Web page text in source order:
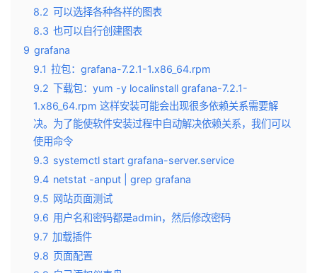
8.2 可以选择各种各样的图表
8.3 也可以自行创建图表
9 grafana
9.1 拉包：grafana-7.2.1-1.x86_64.rpm
9.2 下载包：yum -y localinstall grafana-7.2.1-
1.x86_64.rpm 这样安装可能会出现很多依赖关系需要解
决。为了能使软件安装过程中自动解决依赖关系，我们可以
使用命令
9.3 systemctl start grafana-server.service
9.4 netstat -anput | grep grafana
9.5 网站页面测试
9.6 用户名和密码都是admin，然后修改密码
9.7 加载插件
9.8 页面配置